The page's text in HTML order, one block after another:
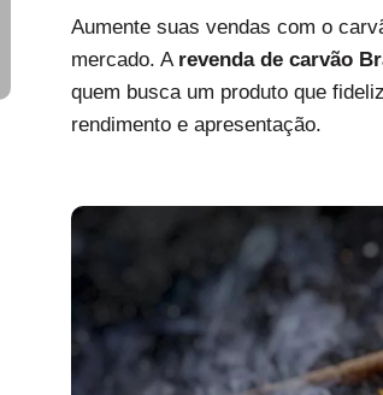
Aumente suas vendas com o
mercado. A revenda de carvão
quem busca um produto que
rendimento e apresentação.